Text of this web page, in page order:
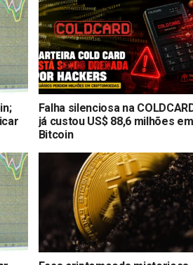
Falha silenciosa na
já custou US$ 88,6 milhões em
Bitcoin